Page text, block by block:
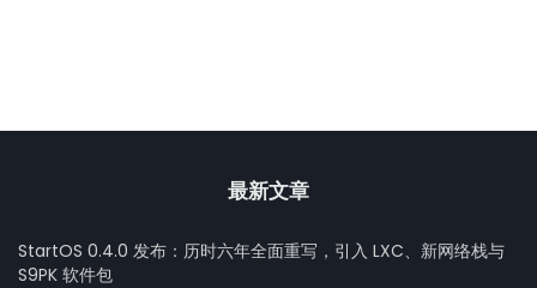
最新文章
StartOS 0.4.0 发布：历时六年全面重写，引入 LXC、新网络栈与
S9PK 软件包